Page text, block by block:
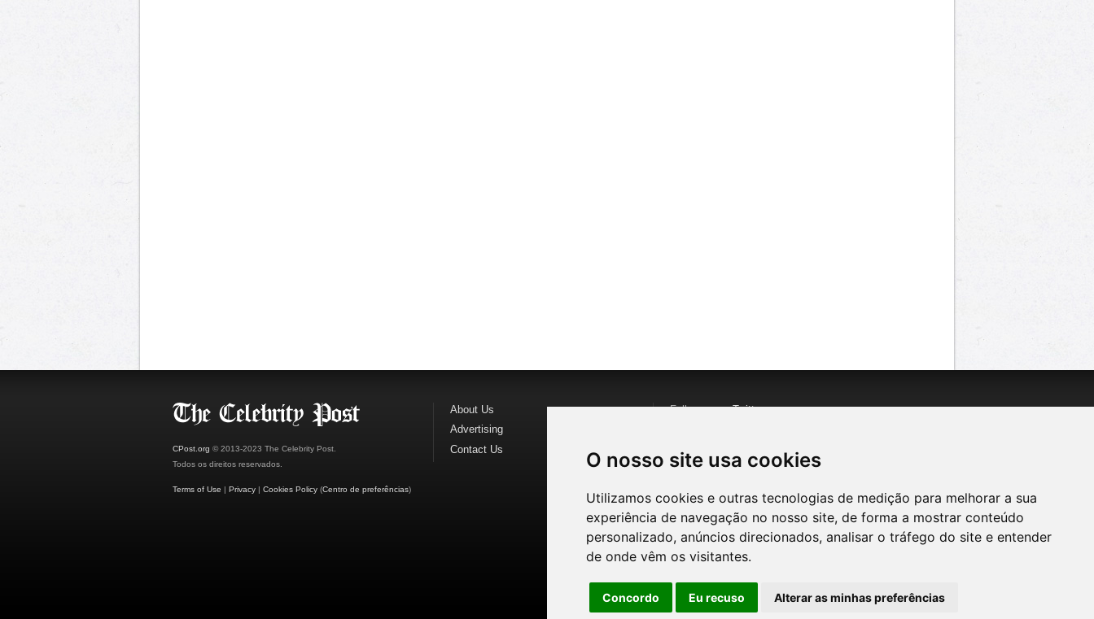
O nosso site usa cookies
Utilizamos cookies e outras tecnologias de medição para melhorar a sua
experiência de navegação no nosso site, de forma a mostrar conteúdo
personalizado, anúncios direcionados, analisar o tráfego do site e entender
de onde vêm os visitantes.
Concordo Eu recuso Alterar as minhas preferências
CPost.org © 2013-2023 The Celebrity Post.
Todos os direitos reservados.
Terms of Use | Privacy | Cookies Policy (Centro de preferências)
About Us
Advertising
Contact Us
Follow us onTwitter
Watch us on